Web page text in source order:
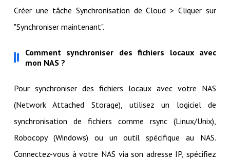
Créer une tâche Synchronisation de Cloud > Cliquer sur
"Synchroniser maintenant".
Comment synchroniser des fichiers locaux avec
mon NAS ?
Pour synchroniser des fichiers locaux avec votre NAS
(Network Attached Storage), utilisez un logiciel de
synchronisation de fichiers comme rsync (Linux/Unix),
Robocopy (Windows) ou un outil spécifique au NAS.
Connectez-vous à votre NAS via son adresse IP, spécifiez